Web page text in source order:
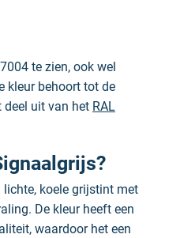
te zien, ook wel
kleur behoort tot de
deel uit van het RAL
koele grijstint met
De kleur heeft een
waardoor het een